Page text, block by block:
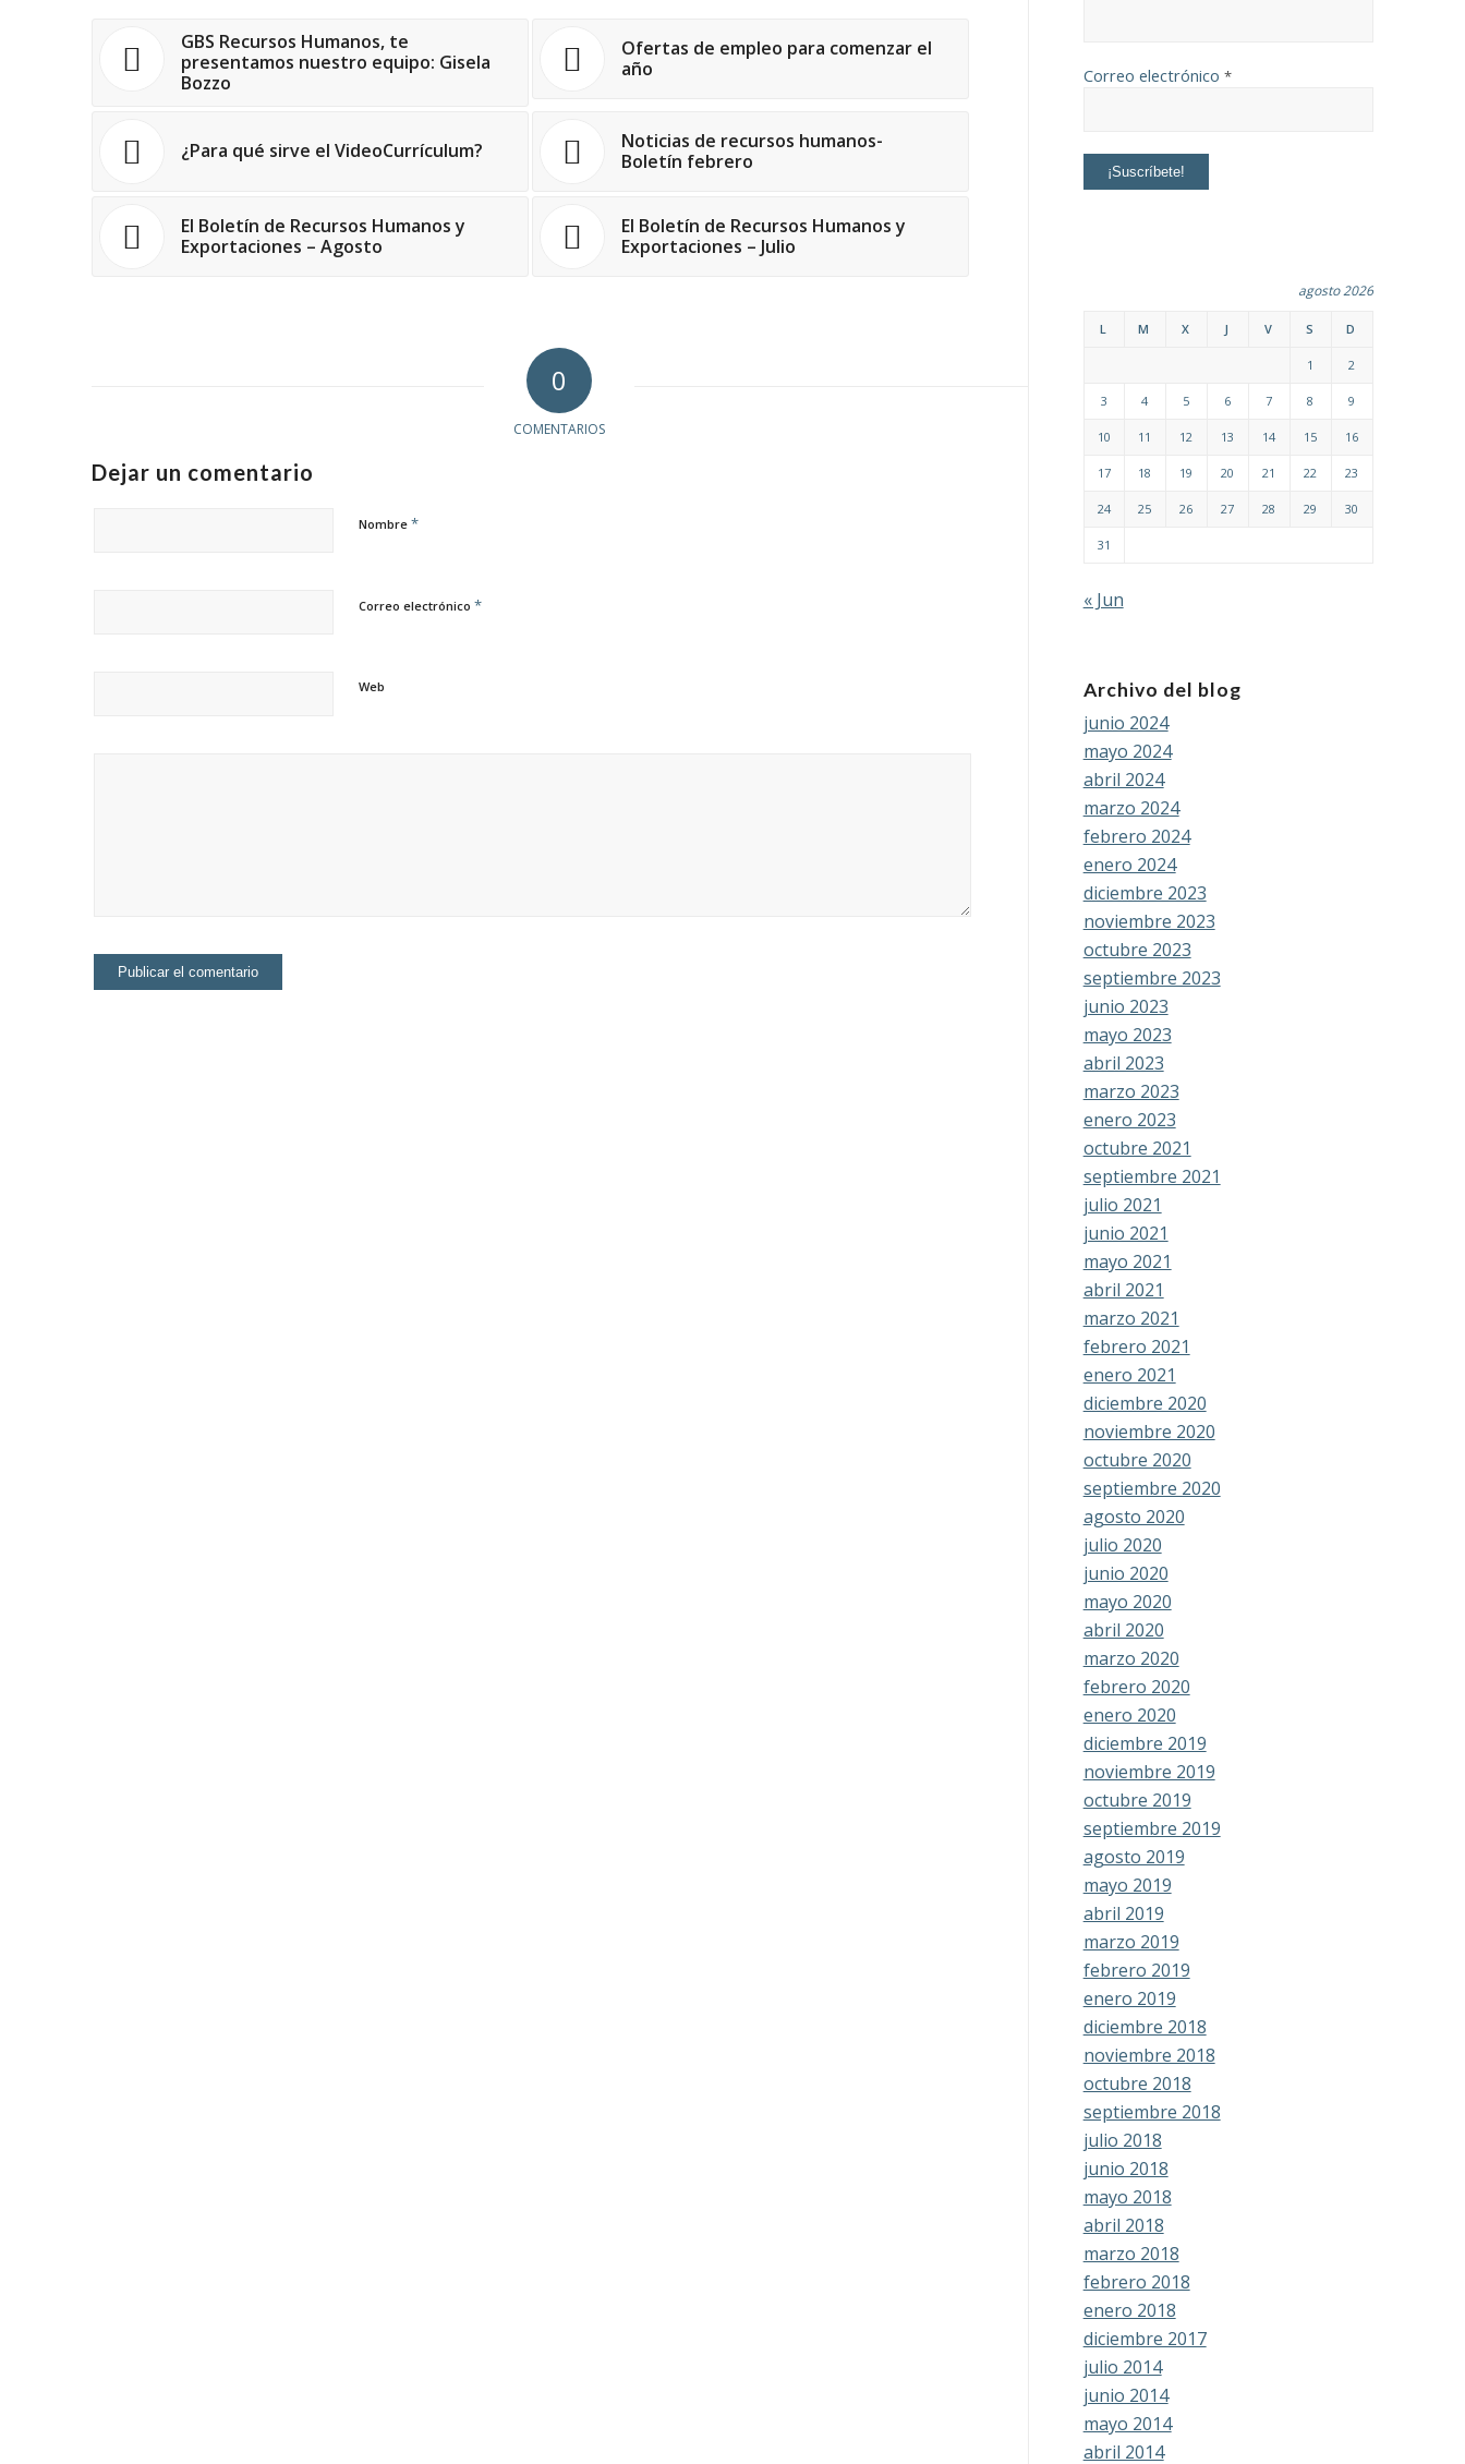
GBS Recursos Humanos, te
presentamos nuestro equipo: Gisela
Bozzo
Ofertas de empleo para comenzar el
año
¿Para qué sirve el VideoCurrículum?
Noticias de recursos humanos-
Boletín febrero
El Boletín de Recursos Humanos y
Exportaciones – Agosto
El Boletín de Recursos Humanos y
Exportaciones – Julio
0
COMENTARIOS
Dejar un comentario
Nombre *
Correo electrónico *
Web
Correo electrónico *
agosto 2026
L M X J V S D
1 2
3 4 5 6 7 8 9
10 11 12 13 14 15 16
17 18 19 20 21 22 23
24 25 26 27 28 29 30
31
« Jun
Archivo del blog
junio 2024
mayo 2024
abril 2024
marzo 2024
febrero 2024
enero 2024
diciembre 2023
noviembre 2023
octubre 2023
septiembre 2023
junio 2023
mayo 2023
abril 2023
marzo 2023
enero 2023
octubre 2021
septiembre 2021
julio 2021
junio 2021
mayo 2021
abril 2021
marzo 2021
febrero 2021
enero 2021
diciembre 2020
noviembre 2020
octubre 2020
septiembre 2020
agosto 2020
julio 2020
junio 2020
mayo 2020
abril 2020
marzo 2020
febrero 2020
enero 2020
diciembre 2019
noviembre 2019
octubre 2019
septiembre 2019
agosto 2019
mayo 2019
abril 2019
marzo 2019
febrero 2019
enero 2019
diciembre 2018
noviembre 2018
octubre 2018
septiembre 2018
julio 2018
junio 2018
mayo 2018
abril 2018
marzo 2018
febrero 2018
enero 2018
diciembre 2017
julio 2014
junio 2014
mayo 2014
abril 2014